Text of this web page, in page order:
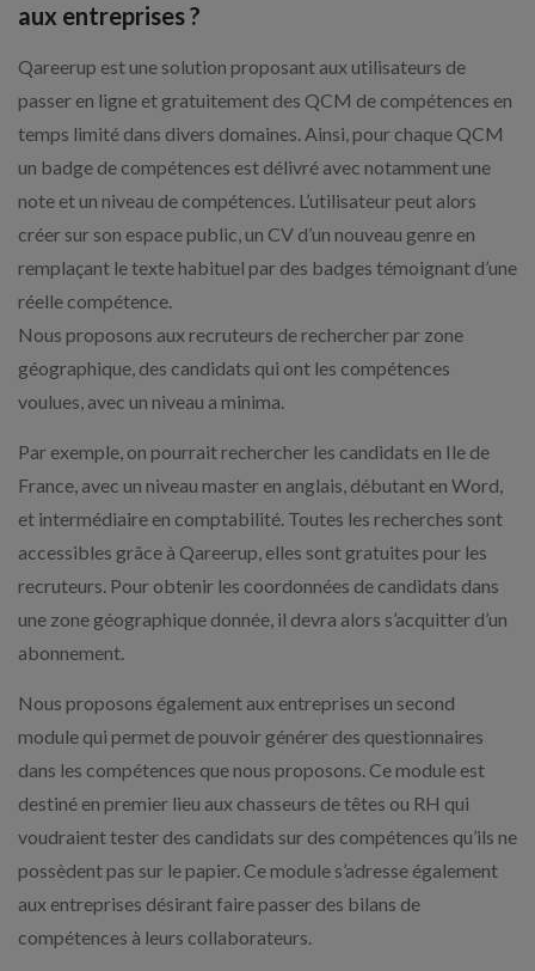
aux entreprises ?
Qareerup est une solution proposant aux utilisateurs de
passer en ligne et gratuitement des QCM de compétences en
temps limité dans divers domaines. Ainsi, pour chaque QCM
un badge de compétences est délivré avec notamment une
note et un niveau de compétences. L’utilisateur peut alors
créer sur son espace public, un CV d’un nouveau genre en
remplaçant le texte habituel par des badges témoignant d’une
réelle compétence.
Nous proposons aux recruteurs de rechercher par zone
géographique, des candidats qui ont les compétences
voulues, avec un niveau a minima.
Par exemple, on pourrait rechercher les candidats en Ile de
France, avec un niveau master en anglais, débutant en Word,
et intermédiaire en comptabilité. Toutes les recherches sont
accessibles grâce à Qareerup, elles sont gratuites pour les
recruteurs. Pour obtenir les coordonnées de candidats dans
une zone géographique donnée, il devra alors s’acquitter d’un
abonnement.
Nous proposons également aux entreprises un second
module qui permet de pouvoir générer des questionnaires
dans les compétences que nous proposons. Ce module est
destiné en premier lieu aux chasseurs de têtes ou RH qui
voudraient tester des candidats sur des compétences qu’ils ne
possèdent pas sur le papier. Ce module s’adresse également
aux entreprises désirant faire passer des bilans de
compétences à leurs collaborateurs.